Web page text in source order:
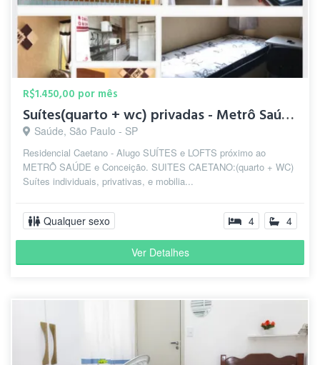
R$1.450,00 por mês
Suítes(quarto + wc) privadas - Metrô Saúde/S.Judas/Conceição
Saúde, São Paulo - SP
Residencial Caetano - Alugo SUÍTES e LOFTS próximo ao
METRÔ SAÚDE e Conceição. SUITES CAETANO:(quarto + WC)
Suítes individuais, privativas, e mobilia...
Qualquer sexo 4 4
Ver Detalhes